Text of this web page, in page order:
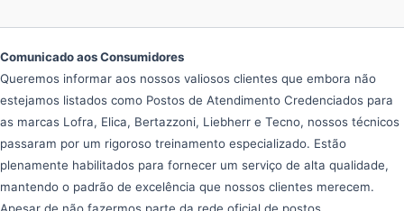
Comunicado aos Consumidores
Queremos informar aos nossos valiosos clientes que embora não
estejamos listados como Postos de Atendimento Credenciados para
as marcas Lofra, Elica, Bertazzoni, Liebherr e Tecno, nossos técnicos
passaram por um rigoroso treinamento especializado. Estão
plenamente habilitados para fornecer um serviço de alta qualidade,
mantendo o padrão de excelência que nossos clientes merecem.